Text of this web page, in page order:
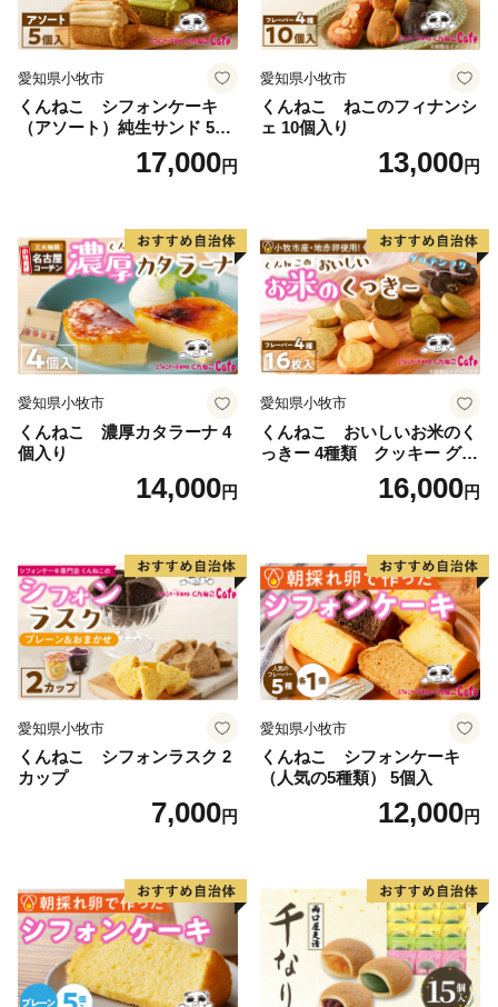
愛知県小牧市
くんねこ シフォンケーキ
（アソート）純生サンド 5個
17,000円
愛知県小牧市
くんねこ ねこのフィナンシ
ェ 10個入り
13,000円
愛知県小牧市
くんねこ 濃厚カタラーナ 4
個入り
14,000円
愛知県小牧市
くんねこ おいしいお米のく
っきー 4種類 クッキー グル
16,000円
愛知県小牧市
くんねこ シフォンラスク 2
カップ
7,000円
愛知県小牧市
くんねこ シフォンケーキ
（人気の5種類） 5個入
12,000円